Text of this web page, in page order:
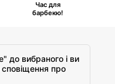
Час для
барбекю!
до вибраного і ви
про